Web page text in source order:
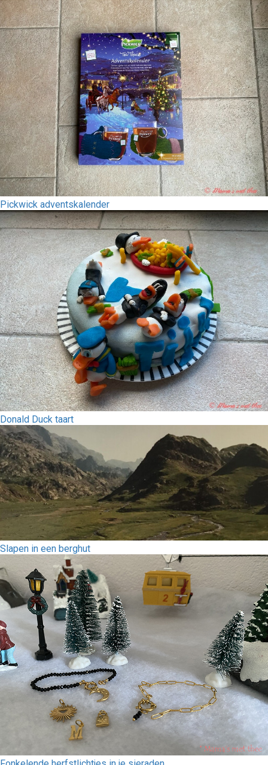
Pickwick adventskalender
Donald Duck taart
Slapen in een berghut